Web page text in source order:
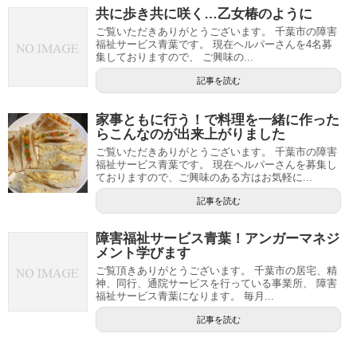
共に歩き共に咲く…乙女椿のように
ご覧いただきありがとうございます。 千葉市の障害
福祉サービス青葉です。 現在ヘルパーさんを4名募
集しておりますので、 ご興味の...
記事を読む
家事ともに行う！で料理を一緒に作った
らこんなのが出来上がりました
ご覧いただきありがとうございます。 千葉市の障害
福祉サービス青葉です。 現在ヘルパーさんを募集し
ておりますので、ご興味のある方はお気軽に...
記事を読む
障害福祉サービス青葉！アンガーマネジ
メント学びます
ご覧頂きありがとうございます。 千葉市の居宅、精
神、同行、通院サービスを行っている事業所、 障害
福祉サービス青葉になります。 毎月...
記事を読む